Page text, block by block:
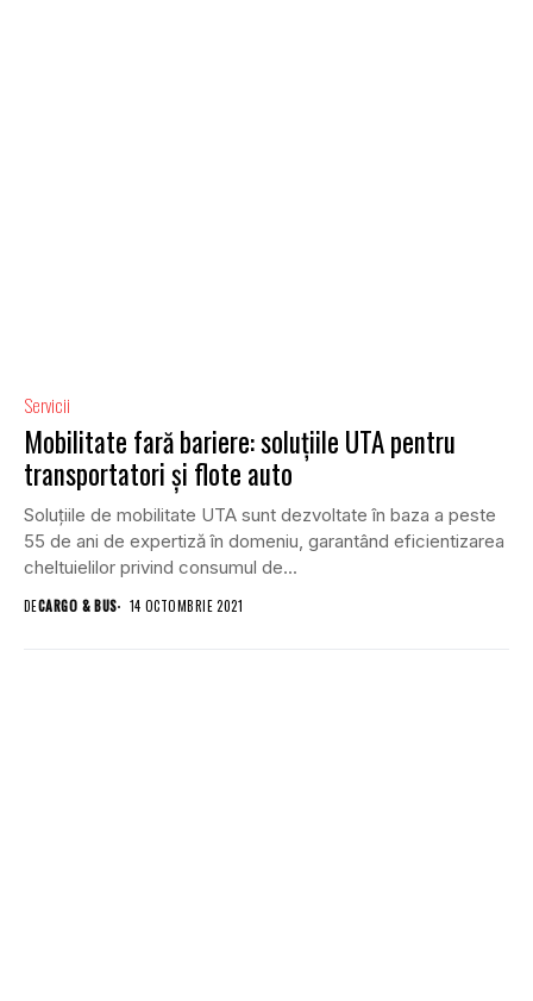
Servicii
Mobilitate fară bariere: soluțiile UTA pentru
transportatori și flote auto
Soluțiile de mobilitate UTA sunt dezvoltate în baza a peste
55 de ani de expertiză în domeniu, garantând eficientizarea
cheltuielilor privind consumul de...
DECARGO & BUS 14 OCTOMBRIE 2021